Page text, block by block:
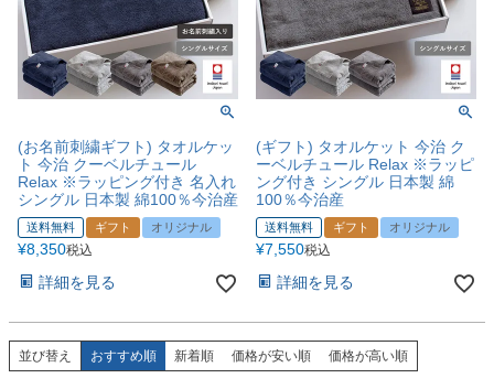
(お名前刺繍ギフト) タオルケッ
ト 今治 クーベルチュール
Relax ※ラッピング付き 名入れ
シングル 日本製 綿100％今治産
送料無料 ギフト オリジナル
¥8,350税込
詳細を見る
(ギフト) タオルケット 今治 ク
ーベルチュール Relax ※ラッピ
ング付き シングル 日本製 綿
100％今治産
送料無料 ギフト オリジナル
¥7,550税込
詳細を見る
並び替え おすすめ順 新着順 価格が安い順 価格が高い順